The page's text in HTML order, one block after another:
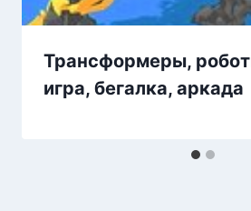
Трансформеры,
игра, бегалка, аркада